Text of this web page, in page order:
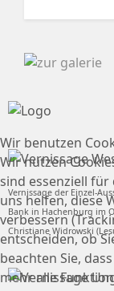
Vernissage der Einzel-
Bank in Hachenburg im
Christiane Widrowski
Wir benutzen
Wir nutzen
sind essenziell
uns helfen, diese
verbessern
entscheiden, ob
beachten Sie,
mehr alle